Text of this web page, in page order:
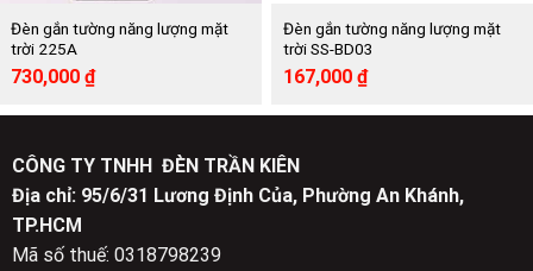
Đèn gắn tường năng lượng mặt
trời 225A
Giá
là:
730,000 ₫Giá
hiện
tại
730,000 ₫.
Đèn gắn tường năng lượng mặt
trời SS-BD03
Giá
là:
167,000 ₫Giá
hiện
tại
CÔNG TY TNHH ĐÈN TRẦN KIÊN
Địa chỉ: 95/6/31 Lương Định Của, Phường An Khánh,
TP.HCM
Mã số thuế: 0318798239